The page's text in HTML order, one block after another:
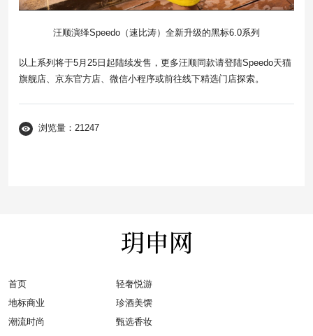
汪顺演绎Speedo（速比涛）全新升级的黑标6.0系列
以上系列将于5月25日起陆续发售，更多汪顺同款请登陆Speedo天猫
旗舰店、京东官方店、微信小程序或前往线下精选门店探索。
浏览量：21247
首页
轻奢悦游
地标商业
珍酒美馔
潮流时尚
甄选香妆